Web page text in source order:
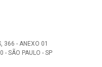
366 - ANEXO 01
- SÃO PAULO - SP